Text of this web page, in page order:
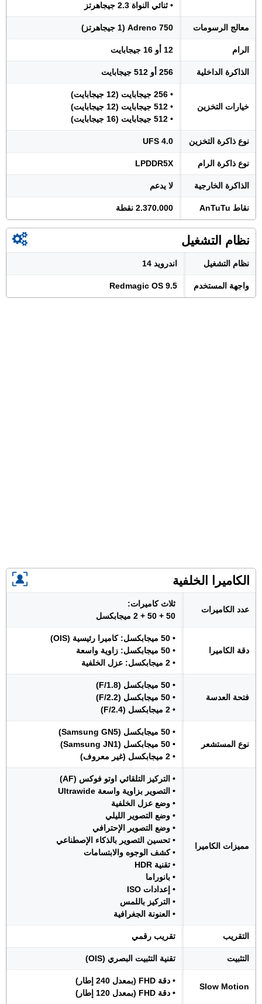
• ثنائي النواة 2.3 جيجاهرتز
معالج الرسومات Adreno 750 (1 جيجاهرتز)
الرام 12 أو 16 جيجابايت
الذاكرة الداخلية 256 أو 512 جيجابايت
خيارات التخزين
• 256 جيجابايت (12 جيجابايت)
• 512 جيجابايت (12 جيجابايت)
• 512 جيجابايت (16 جيجابايت)
نوع ذاكرة التخزين UFS 4.0
نوع ذاكرة الرام LPDDR5X
الذاكرة الخارجية لا يدعم
نقاط AnTuTu 2.370.000 نقطة
نظام التشغيل
نظام التشغيل اندرويد 14
واجهة المستخدم Redmagic OS 9.5
الكاميرا الخلفية
عدد الكاميرات
ثلاث كاميرات:
50 + 50 + 2 ميجابكسل
دقة الكاميرا
• 50 ميجابكسل: كاميرا رئيسية (OIS)
• 50 ميجابكسل: زاوية واسعة
• 2 ميجابكسل: عزل الخلفية
فتحة العدسة
• 50 ميجابكسل (F/1.8)
• 50 ميجابكسل (F/2.2)
• 2 ميجابكسل (F/2.4)
نوع المستشعر
• 50 ميجابكسل (Samsung GN5)
• 50 ميجابكسل (Samsung JN1)
• 2 ميجابكسل (غير معروف)
مميزات الكاميرا
• التركيز التلقائي اوتو فوكس (AF)
• التصوير بزاوية واسعة Ultrawide
• وضع عزل الخلفية
• وضع التصوير الليلي
• وضع التصوير الإحترافي
• تحسين التصوير بالذكاء الإصطناعي
• كشف الوجوه والابتسامات
• تقنية HDR
• بانوراما
• إعدادات ISO
• التركيز باللمس
• العنونة الجغرافية
التقريب تقريب رقمي
التثبيت تقنية التثبيت البصري (OIS)
Slow Motion
• دقة FHD (بمعدل 240 إطار)
• دقة FHD (بمعدل 120 إطار)